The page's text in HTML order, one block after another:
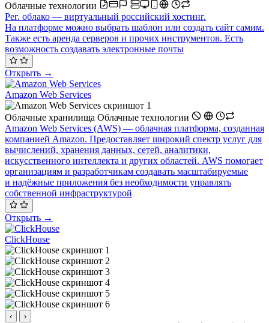
Облачные технологии
Рег. облако — виртуальный российский хостинг.
На платформе можно выбрать шаблон или создать сайт самим.
Также есть аренда серверов и прочих инструментов. Есть
возможность создавать электронные почты
Открыть →
Amazon Web Services
Облачные хранилища Облачные технологии
Amazon Web Services (AWS) — облачная платформа, созданная
компанией Amazon. Предоставляет широкий спектр услуг для
вычислений, хранения данных, сетей, аналитики,
искусственного интеллекта и других областей. AWS помогает
организациям и разработчикам создавать масштабируемые
и надёжные приложения без необходимости управлять
собственной инфраструктурой
Открыть →
ClickHouse
‹ ›